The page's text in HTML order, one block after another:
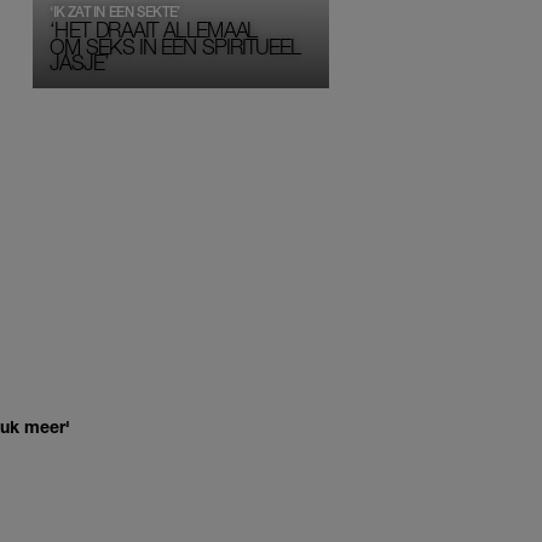
‘HET DRAAIT ALLEMAAL
OM SEKS IN EEN SPIRITUEEL
JASJE’
‘IK ZAT IN EEN SEKTE’
meer'